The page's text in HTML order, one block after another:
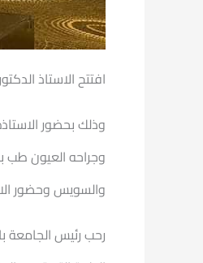
افتتح الاستاذ
وذلك بحضور
وجراحه العيون
والسويس وحضور
رحب رئيس الجامعة